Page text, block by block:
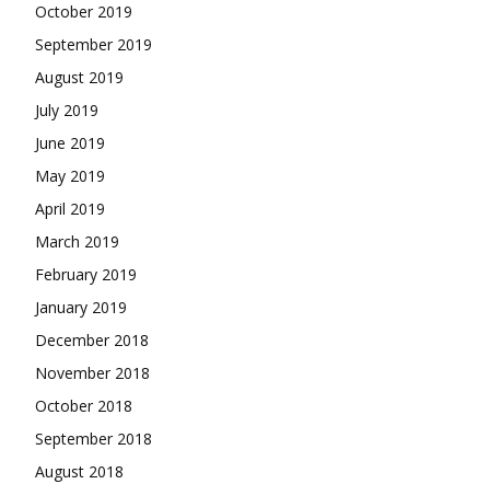
October 2019
September 2019
August 2019
July 2019
June 2019
May 2019
April 2019
March 2019
February 2019
January 2019
December 2018
November 2018
October 2018
September 2018
August 2018